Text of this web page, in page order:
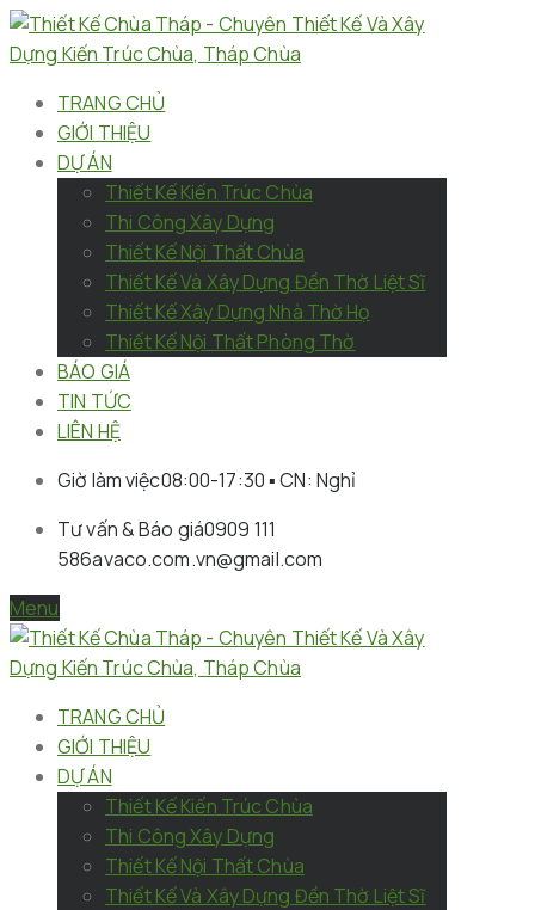
TRANG CHỦ
GIỚI THIỆU
DỰ ÁN
Thiết Kế Kiến Trúc Chùa
Thi Công Xây Dựng
Thiết Kế Nội Thất Chùa
Thiết Kế Và Xây Dựng Đền Thờ Liệt Sĩ
Thiết Kế Xây Dựng Nhà Thờ Họ
Thiết Kế Nội Thất Phòng Thờ
BÁO GIÁ
TIN TỨC
LIÊN HỆ
Giờ làm việc08:00-17:30 ▪︎ CN: Nghỉ
Tư vấn & Báo giá0909 111
586avaco.com.vn@gmail.com
Menu
TRANG CHỦ
GIỚI THIỆU
DỰ ÁN
Thiết Kế Kiến Trúc Chùa
Thi Công Xây Dựng
Thiết Kế Nội Thất Chùa
Thiết Kế Và Xây Dựng Đền Thờ Liệt Sĩ